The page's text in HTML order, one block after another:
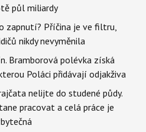
půl miliardy
zapnutí? Příčina je ve filtru,
nikdy nevyměnila
Bramborová polévka získá
Poláci přidávají odjakživa
nelijte do studené půdy.
pracovat a celá práce je